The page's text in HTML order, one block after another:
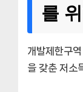
를
개발제한구
을 갖춘 저소